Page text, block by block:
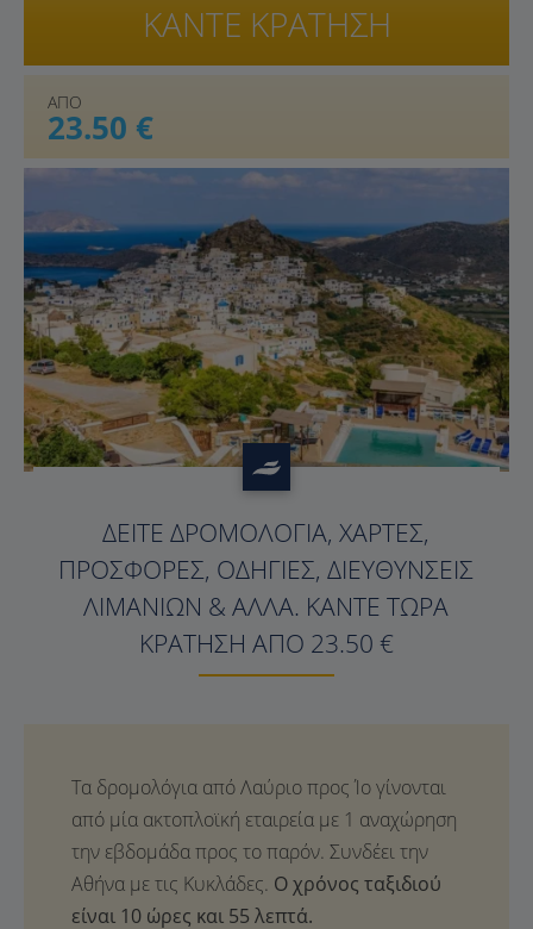
ΑΠΟ
23.50 €
ΚΑΝΤΕ ΚΡΑΤΗΣΗ
?>
ΔΕΊΤΕ ΔΡΟΜΟΛΌΓΙΑ, ΧΆΡΤΕΣ,
ΠΡΟΣΦΟΡΈΣ, ΟΔΗΓΊΕΣ, ΔΙΕΥΘΎΝΣΕΙΣ
ΛΙΜΑΝΙΏΝ & ΆΛΛΑ. ΚΆΝΤΕ ΤΏΡΑ
ΚΡΆΤΗΣΗ ΑΠΌ 23.50 €
Ο χρόνος ταξιδιού
είναι 10 ώρες και 55 λεπτά.